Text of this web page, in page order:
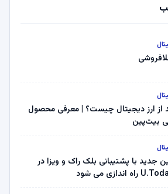
از ارز دیجیتال چیست؟ | معرفی محصول
بیت‌پین
جدید با پشتیبانی بلک راک و ویزا در